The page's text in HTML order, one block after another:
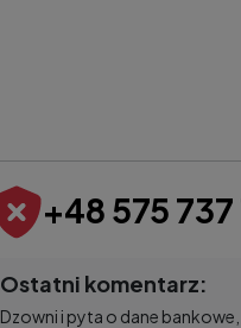
+48 575 737
Ostatni komentarz:
Dzowni i pyta o dane bankowe,